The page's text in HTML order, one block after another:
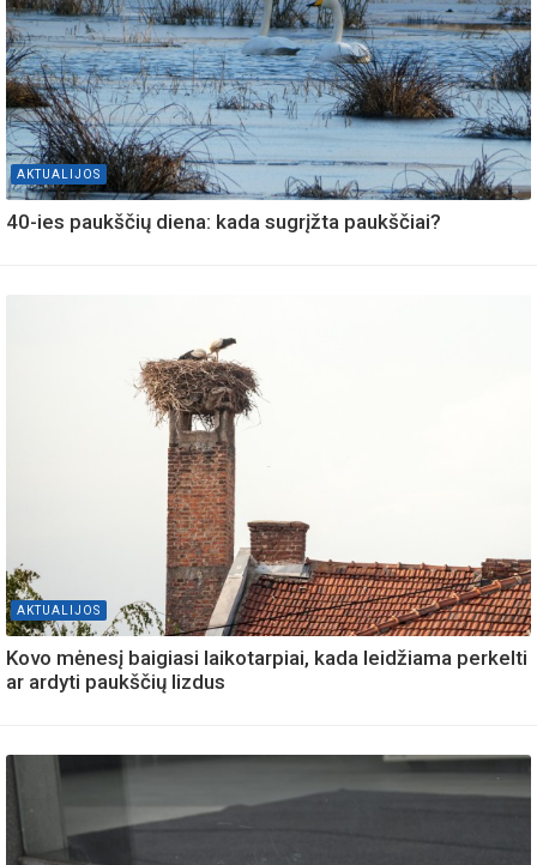
AKTUALIJOS
40-ies paukščių diena: kada sugrįžta paukščiai?
AKTUALIJOS
Kovo mėnesį baigiasi laikotarpiai, kada leidžiama perkelti
ar ardyti paukščių lizdus